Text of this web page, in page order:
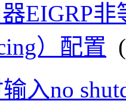
EIGRP
）配置
入no